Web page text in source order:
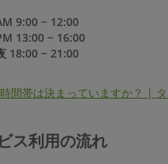
9:00 ~ 12:00
13:00 ~ 16:00
18:00 ~ 21:00
間帯は決まっていますか？ |
ス利用の流れ